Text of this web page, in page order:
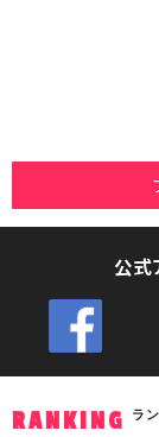
公式
RANKING ラ